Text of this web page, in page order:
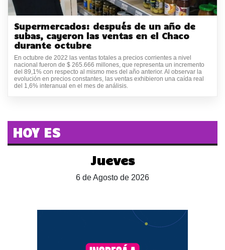
Supermercados: después de un año de
subas, cayeron las ventas en el Chaco
durante octubre
En octubre de 2022 las ventas totales a precios corrientes a nivel
nacional fueron de $ 265.666 millones, que representa un incremento
del 89,1% con respecto al mismo mes del año anterior. Al observar la
evolución en precios constantes, las ventas exhibieron una caída real
del 1,6% interanual en el mes de análisis.
HOY ES
Jueves
6 de Agosto de 2026